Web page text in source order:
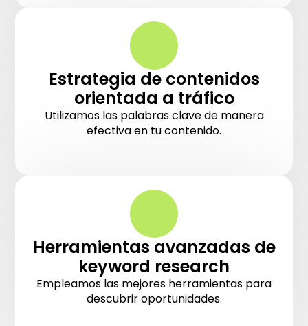
Estrategia de contenidos
orientada a tráfico
Utilizamos las palabras clave de manera
efectiva en tu contenido.
Herramientas avanzadas de
keyword research
Empleamos las mejores herramientas para
descubrir oportunidades.